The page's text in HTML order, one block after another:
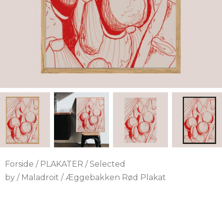
Forside / PLAKATER /Selected
by / Maladroit / Æggebakken Rød Plakat